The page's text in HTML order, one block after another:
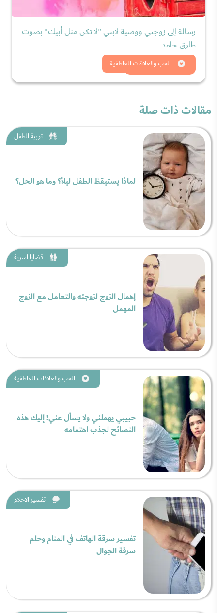
الحب والعلاقات العاطفية
رسالة إلى زوجتي ووصية لابني "لا تكن مثل أبيك" بصوت
طارق حامد
شاهد الان
مقالات ذات صلة
تربية الطفل
لماذا يستيقظ الطفل ليلاً؟ وما هو الحل؟
قضايا اسرية
إهمال الزوج لزوجته والتعامل مع الزوج
المهمل
الحب والعلاقات العاطفية
حبيبي يهملني ولا يسأل عني! إليك هذه
النصائح لجذب اهتمامه
تفسير الاحلام
تفسير سرقة الهاتف في المنام وحلم
سرقة الجوال